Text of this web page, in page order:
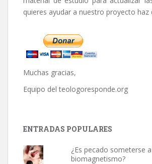
quieres ayudar a nuestro proyecto haz
Muchas gracias,
Equipo del teologoresponde.org
ENTRADAS POPULARES
¿Es pecado someterse
biomagnetismo?